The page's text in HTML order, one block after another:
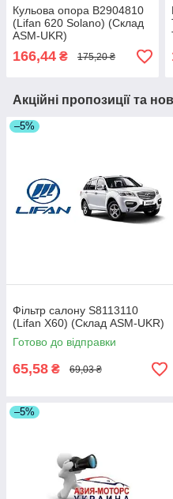
Кульова опора B2904810
(Lifan 620 Solano) (Склад
ASM-UKR)
166,44 ₴ 175,20 ₴
Акційні пропозиції та
–5%
Фільтр салону S8113110
(Lifan X60) (Склад ASM-UKR)
Готово до відправки
65,58 ₴ 69,03 ₴
–5%